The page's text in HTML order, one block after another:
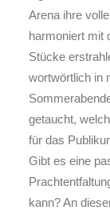
Arena ihre
harmoniert mit
Stücke
wortwörtlich in
getaucht,
für das
Gibt es eine
kann? An